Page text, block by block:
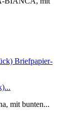
mit bunten...